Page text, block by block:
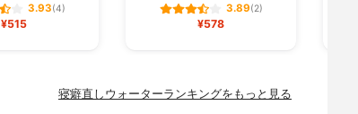
3.93(4)
¥515
3.89(2)
¥578
寝癖直しウォーターランキングをもっと見る